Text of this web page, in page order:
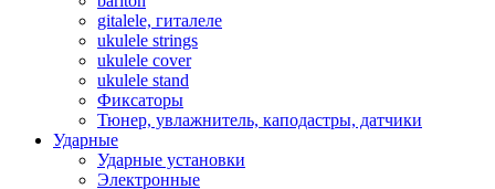
gitalele, гиталеле
ukulele strings
ukulele cover
ukulele stand
Фиксаторы
Тюнер, увлажнитель, каподастры, датчики
Ударные
Ударные установки
Электронные